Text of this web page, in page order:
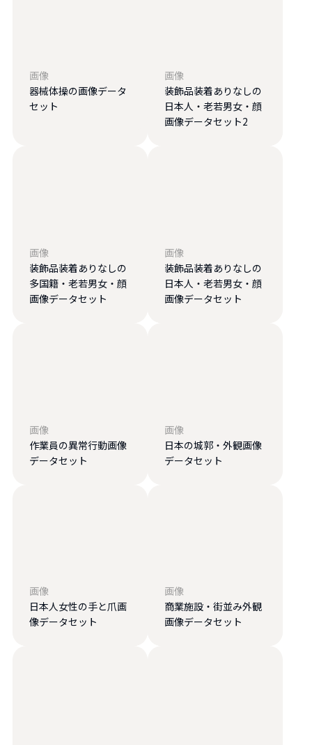
画像
器械体操の画像データ
セット
画像
装飾品装着ありなしの
日本人・老若男女・顔
画像データセット2
画像
装飾品装着ありなしの
多国籍・老若男女・顔
画像データセット
画像
装飾品装着ありなしの
日本人・老若男女・顔
画像データセット
画像
作業員の異常行動画像
データセット
画像
日本の城郭・外観画像
データセット
画像
日本人女性の手と爪画
像データセット
画像
商業施設・街並み外観
画像データセット